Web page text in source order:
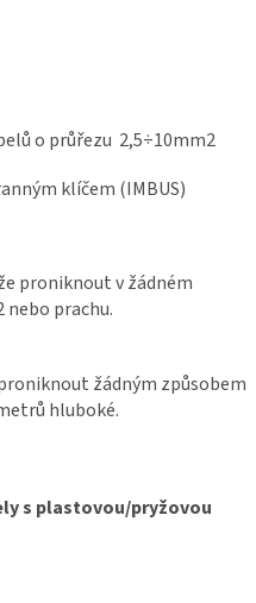
o průřezu 2,5÷10mm2
klíčem (IMBUS)
proniknout v žádném
prachu.
žádným způsobem
hluboké.
s plastovou/pryžovou